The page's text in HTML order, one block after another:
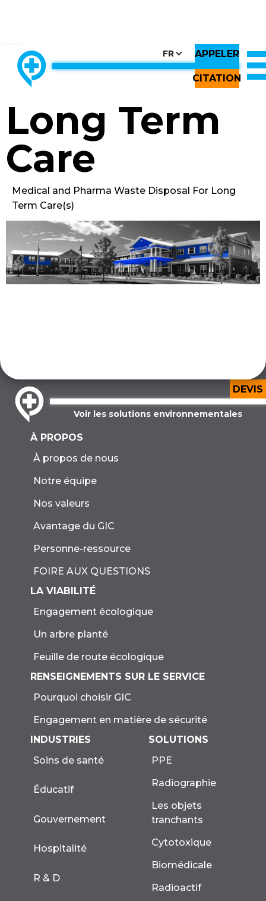
FR APPELER
CITATION
Back to All Images
Long Term
Care
Medical and Pharma Waste Disposal For Long
Term Care(s)
DEVIS
Voir les solutions environnementales
À PROPOS
À propos de nous
Notre équipe
Nos valeurs
Avantage du GIC
Personne-ressource
FOIRE AUX QUESTIONS
LA VIABILITÉ
Engagement écologique
Un arbre planté
Feuille de route écologique
RENSEIGNEMENTS SUR LE SERVICE
Pourquoi choisir GIC
Engagement en matière de sécurité
INDUSTRIES
Soins de santé
Éducatif
Gouvernement
Hospitalité
R & D
SOLUTIONS
PPE
Radiographie
Les objets
tranchants
Cytotoxique
Biomédicale
Radioactif
CHOOSE COUNTRY, CHOOSE CANADA, CHOOSE THE BEST
THE ONLY LOCALLY-OWNED MED WASTE PROCESSOR.